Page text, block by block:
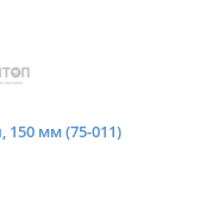
мм (75-011)